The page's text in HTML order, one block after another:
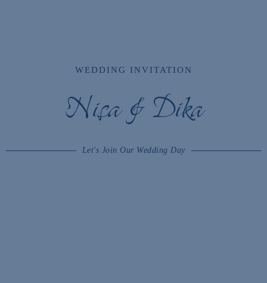
WEDDING INVITATION
Nisa & Dika
Let's Join Our Wedding Day